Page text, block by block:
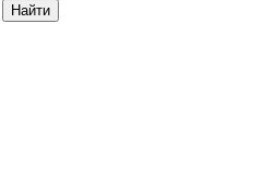
Найти